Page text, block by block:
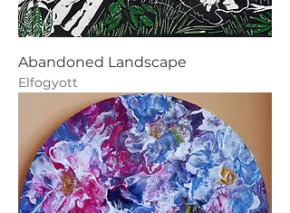
Abandoned Landscape
Elfogyott